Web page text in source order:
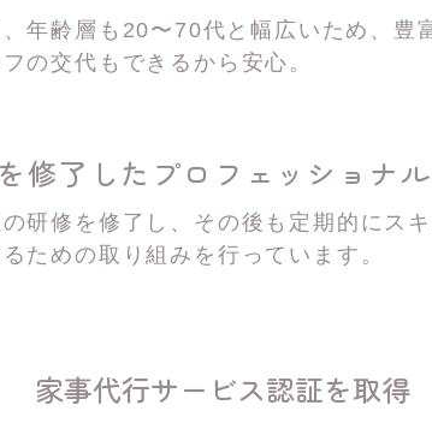
年齢層も20〜70代と幅広いため、豊
の交代もできるから安心。
修了した プロフェッショナル
研修を修了し、その後も定期的にス
ための取り組みを行っています。
家事代行サービス認証を取得